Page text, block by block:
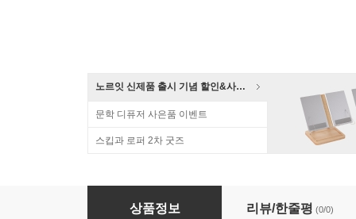
노르잇 신제품 출시 기념 할인&사은품 증정!
문학 디퓨저 사은품 이벤트
스킵과 로퍼 2차 굿즈
시리아 국내산 사각 철재화분대세트 스틸화분
상품정보 리뷰/한줄평 (0/0)